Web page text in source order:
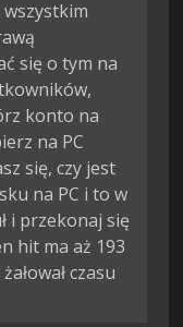
wszystkim
się o tym na
konto na
na PC
się, czy jest
na PC i to w
i przekonaj się
hit ma aż 193
czasu